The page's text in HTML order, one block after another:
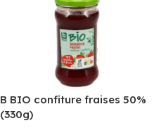
B BIO confiture fraises 50%
(330g)